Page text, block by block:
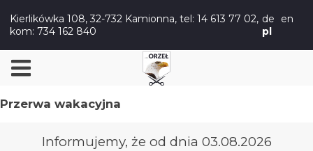
Kierlikówka 108, 32-732 Kamionna, tel: 14 613 77 02,
kom: 734 162 840
de
en
pl
Przerwa wakacyjna
Informujemy, że od dnia 03.08.2026